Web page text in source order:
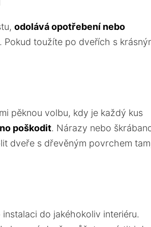
odolává opotřebení nebo
Pokud toužíte po dveřích s
pěknou volbu, kdy je každý kus
poškodit. Nárazy nebo
dveře s dřevěným povrchem
do jakéhokoliv interiéru.